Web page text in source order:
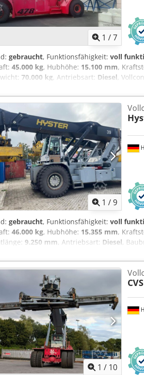
1 /7
gebraucht, Funktionsfähigkeit: voll
45.000 kg, Hubhöhe: 15.100 mm,
70.000 kg, Antriebsart: Diesel,
1780 Getriebe: Dana TE32418
gut Bereifung vorne Grösse: 18.00-25
18.00-25 Bereifung hinten Zustand: 40 -
control) DE: Zentralschmierung,
1 /9
gebraucht, Funktionsfähigkeit: voll
46.000 kg, Hubhöhe: 15.355 mm,
9.250 mm, Antriebsart: Diesel,
1865 Getriebe: Dana TE30
sehr gut Bereifung vorne Grösse:
18.00-33 Bereifung hinten
increasing the capacity in the 3rd row
der Tragkraft in der 3. Reihe von
1 / 10